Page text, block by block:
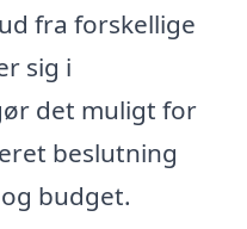
fra forskellige
sig i
det muligt for
beslutning
budget.